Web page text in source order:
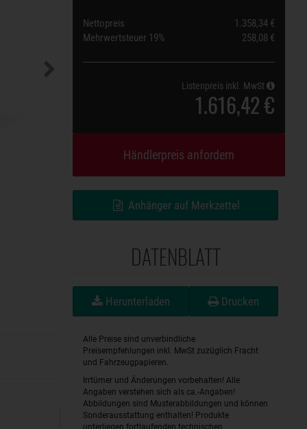
Nettopreis
1.358,34 €
Mehrwertsteuer 19% 258,08 €
Listenpreis inkl. MwSt
1.616,42 €
Händlerpreis anfordern
Anhänger auf Merkzettel
DATENBLATT
Herunterladen Drucken
Alle Preise sind unverbindliche
Preisempfehlungen inkl. MwSt zuzüglich Fracht
und Fahrzeugpapieren.
Irrtümer und Änderungen vorbehalten! Alle
Angaben verstehen sich als ca.-Angaben!
Abbildungen sind Musterabbildungen und können
Sonderausstattung enthalten! Produkte
unterliegen fortlaufenden technischen